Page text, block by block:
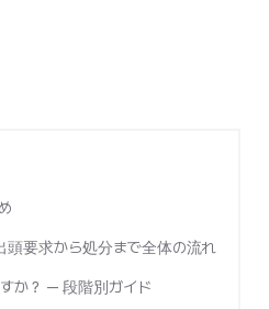
要求から処分まで全体の流れ
か？ — 段階別ガイド